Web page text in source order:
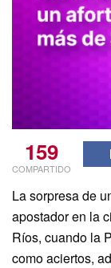
159
COMPARTIDO
La sorpresa de
apostador en la
Ríos, cuando la
como aciertos,